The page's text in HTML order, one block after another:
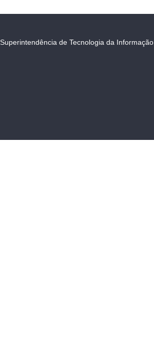
Superintendência de Tecnologia da Informação